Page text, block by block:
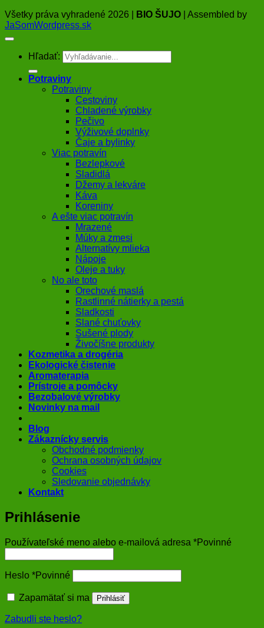
Všetky práva vyhradené 2026 |
BIO ŠUJO | Assembled by
JaSomWordpress.sk
Hľadať:
Potraviny
Potraviny
Cestoviny
Chladené výrobky
Pečivo
Výživové doplnky
Čaje a bylinky
Viac potravín
Bezlepkové
Sladidlá
Džemy a lekváre
Káva
Koreniny
A ešte viac potravín
Mrazené
Múky a zmesi
Alternatívy mlieka
Nápoje
Oleje a tuky
No ale toto
Orechové maslá
Rastlinné nátierky a pestá
Sladkosti
Slané chuťovky
Sušené plody
Živočíšne produkty
Kozmetika a drogéria
Ekologické čistenie
Aromaterapia
Prístroje a pomôcky
Bezobalové výrobky
Novinky na mail
Blog
Zákaznícky servis
Obchodné podmienky
Ochrana osobných údajov
Cookies
Sledovanie objednávky
Kontakt
Prihlásenie
Používateľské meno alebo e-mailová adresa *Povinné
Heslo *Povinné
Zapamätať si ma Prihlásiť
Zabudli ste heslo?